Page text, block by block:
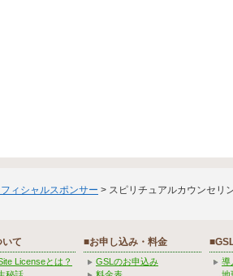
ィシャルスポンサー > スピリチュアルカウンセリ
て
Licenseとは？
■お申し込み・料金
GSLのお申込み
導